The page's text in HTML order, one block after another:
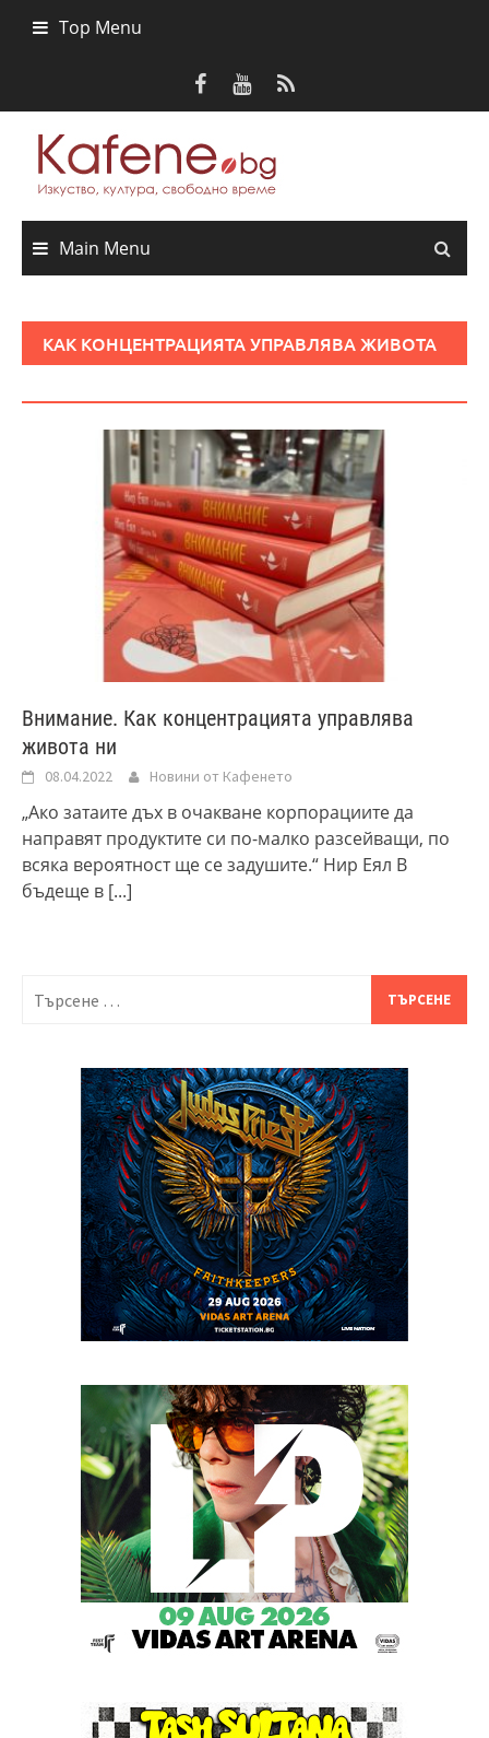
Top Menu
Main Menu
КАК КОНЦЕНТРАЦИЯТА УПРАВЛЯВА ЖИВОТА
Внимание. Как концентрацията управлява
живота ни
08.04.2022 Новини от Кафенето
„Ако затаите дъх в очакване корпорациите да
направят продуктите си по-малко разсейващи, по
всяка вероятност ще се задушите.“ Нир Еял В
бъдеще в [...]
за: